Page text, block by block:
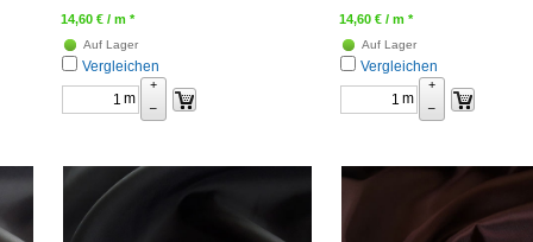
14,60 € / m *
Auf Lager
Vergleichen
m
+
–
14,60 € / m *
Auf Lager
Vergleichen
m
+
–